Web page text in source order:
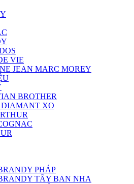
VIE
JEAN MARC MOREY
BROTHER
DIAMANT XO
PHÁP
TÂY BAN NHA